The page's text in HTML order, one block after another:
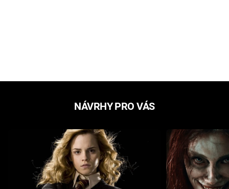
NÁVRHY PRO VÁS